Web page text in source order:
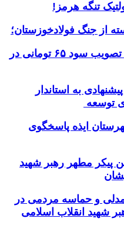
تنگه هرمز!
از جنگ فولادخوزستان؛
اخبار گروه سرمایه گذاری تصویب سود ۶۵ تومانی در
به استاندار
توسعه
ایذه پاسخگوی
پیکر مطهر رهبر شهید
و حماسه مردمی در
شهید انقلاب اسلامی